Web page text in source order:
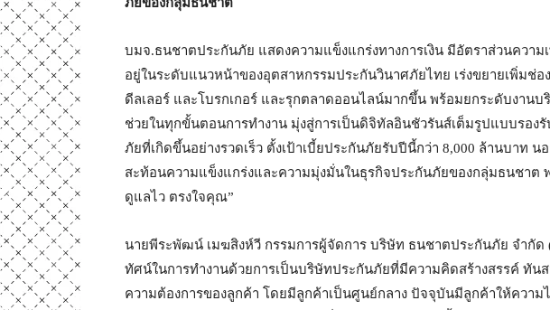
ภัยของกลุ่มธนชาต
บมจ.ธนชาตประกันภัย แสดงความแข็งแกร่งทางการเงิน มีอัตราส่วนความเ
อยู่ในระดับแนวหน้าของอุตสาหกรรมประกันวินาศภัยไทย เร่งขยายเพิ่มช่อ
ดีลเลอร์ และโบรกเกอร์ และรุกตลาดออนไลน์มากขึ้น พร้อมยกระดับงานบ
ช่วยในทุกขั้นตอนการทำงาน มุ่งสู่การเป็นดิจิทัลอินชัวรันส์เต็มรูปแบบรอง
ภัยที่เกิดขึ้นอย่างรวดเร็ว ตั้งเป้าเบี้ยประกันภัยรับปีนี้กว่า 8,000 ล้านบาท น
สะท้อนความแข็งแกร่งและความมุ่งมั่นในธุรกิจประกันภัยของกลุ่มธนชาต
ดูแลไว ตรงใจคุณ”
นายพีระพัฒน์ เมฆสิงห์วี กรรมการผู้จัดการ บริษัท ธนชาตประกันภัย จำกัด
ทัศน์ในการทำงานด้วยการเป็นบริษัทประกันภัยที่มีความคิดสร้างสรรค์ ทั
ความต้องการของลูกค้า โดยมีลูกค้าเป็นศูนย์กลาง ปัจจุบันมีลูกค้าให้ความ